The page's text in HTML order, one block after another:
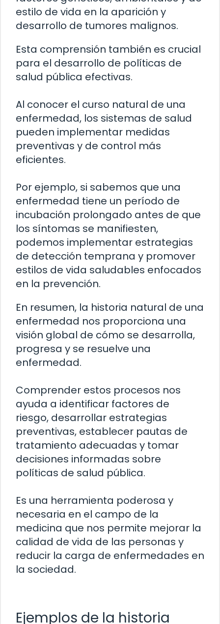
estilo de vida en la aparición y
desarrollo de tumores malignos.
Esta comprensión también es crucial
para el desarrollo de políticas de
salud pública efectivas.
Al conocer el curso natural de una
enfermedad, los sistemas de salud
pueden implementar medidas
preventivas y de control más
eficientes.
Por ejemplo, si sabemos que una
enfermedad tiene un período de
incubación prolongado antes de que
los síntomas se manifiesten,
podemos implementar estrategias
de detección temprana y promover
estilos de vida saludables enfocados
en la prevención.
En resumen, la historia natural de una
enfermedad nos proporciona una
visión global de cómo se desarrolla,
progresa y se resuelve una
enfermedad.
Comprender estos procesos nos
ayuda a identificar factores de
riesgo, desarrollar estrategias
preventivas, establecer pautas de
tratamiento adecuadas y tomar
decisiones informadas sobre
políticas de salud pública.
Es una herramienta poderosa y
necesaria en el campo de la
medicina que nos permite mejorar la
calidad de vida de las personas y
reducir la carga de enfermedades en
la sociedad.
Ejemplos de la historia